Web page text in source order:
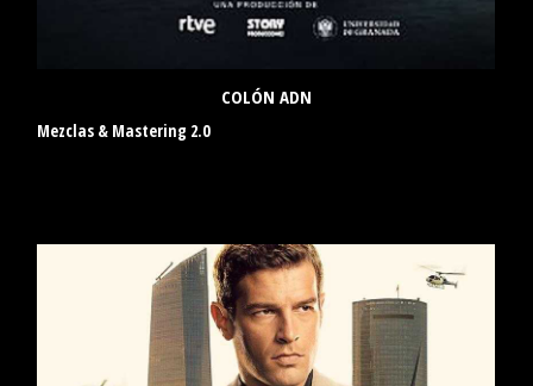
COLÓN ADN
Mezclas & Mastering 2.0